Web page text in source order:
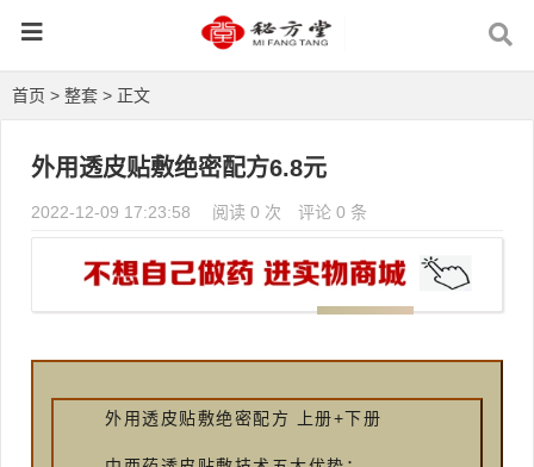
首页 > 整套 > 正文
外用透皮贴敷绝密配方6.8元
2022-12-09 17:23:58 阅读 0 次 评论 0 条
外用透皮贴敷绝密配方 上册+下册